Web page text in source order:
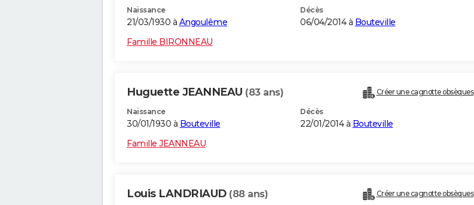
Naissance
21/03/1930 à Angoulême
Décès
06/04/2014 à Bouteville
Famille BIRONNEAU
Huguette JEANNEAU (83 ans) Créer une cagnotte obsèques
Naissance
30/01/1930 à Bouteville
Décès
22/01/2014 à Bouteville
Famille JEANNEAU
Louis LANDRIAUD (88 ans) Créer une cagnotte obsèques